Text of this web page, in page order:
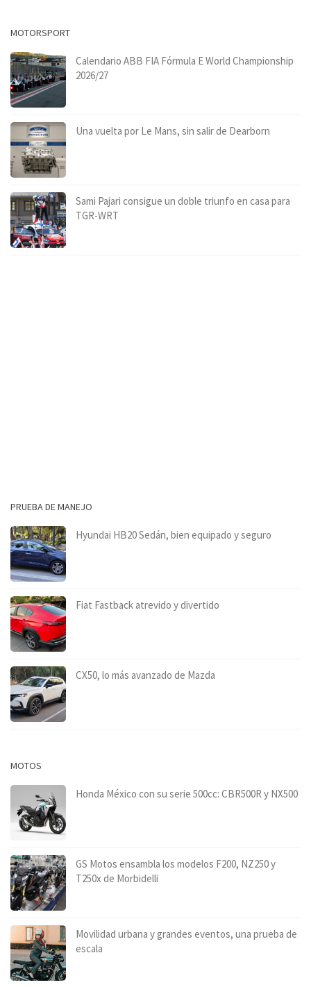
MOTORSPORT
Calendario ABB FIA Fórmula E World Championship
2026/27
Una vuelta por Le Mans, sin salir de Dearborn
Sami Pajari consigue un doble triunfo en casa para
TGR-WRT
PRUEBA DE MANEJO
Hyundai HB20 Sedán, bien equipado y seguro
Fiat Fastback atrevido y divertido
CX50, lo más avanzado de Mazda
MOTOS
Honda México con su serie 500cc: CBR500R y NX500
GS Motos ensambla los modelos F200, NZ250 y
T250x de Morbidelli
Movilidad urbana y grandes eventos, una prueba de
escala